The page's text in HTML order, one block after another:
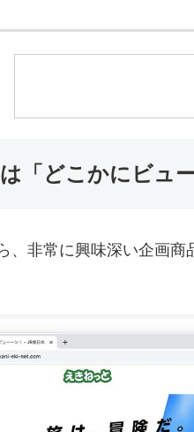
「どこかにビュ
、非常に興味深い企画